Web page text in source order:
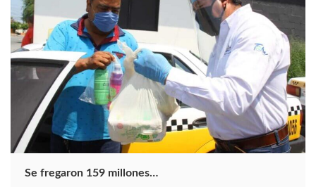
Se fregaron 159 millones…